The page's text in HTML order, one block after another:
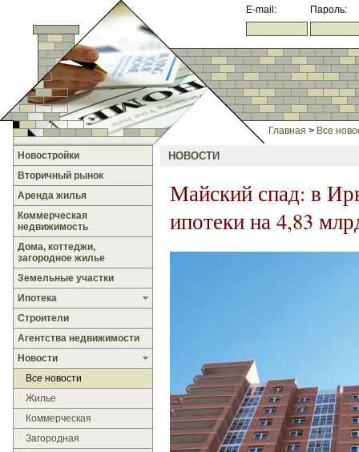
E-mail: Пароль:
Главная > Все
Новостройки
Вторичный рынок
Аренда жилья
Коммерческая
недвижимость
Дома, коттеджи,
загородное жилье
Земельные участки
Ипотека
Строители
Агентства недвижимости
Новости
Все новости
Жилье
Коммерческая
Загородная
НОВОСТИ
Майский спад: в
ипотеки на 4,83